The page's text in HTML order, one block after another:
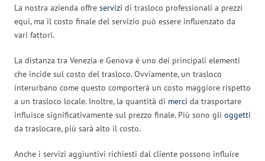
La nostra azienda offre servizi di trasloco professionali a prezzi
equi, ma il costo finale del servizio può essere influenzato da
vari fattori.
La distanza tra Venezia e Genova è uno dei principali elementi
che incide sul costo del trasloco. Ovviamente, un trasloco
interurbano come questo comporterà un costo maggiore rispetto
a un trasloco locale. Inoltre, la quantità di merci da trasportare
influisce significativamente sul prezzo finale. Più sono gli oggetti
da traslocare, più sarà alto il costo.
Anche i servizi aggiuntivi richiesti dal cliente possono influire